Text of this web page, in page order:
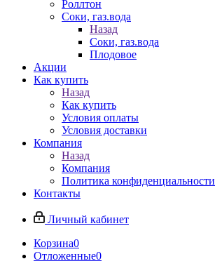
Роллтон
Соки, газ.вода
Назад
Соки, газ.вода
Плодовое
Акции
Как купить
Назад
Как купить
Условия оплаты
Условия доставки
Компания
Назад
Компания
Политика конфиденциальности
Контакты
Личный кабинет
Корзина0
Отложенные0